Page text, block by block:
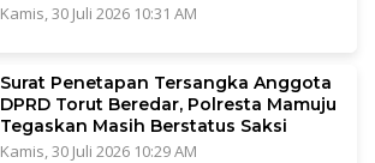
Kamis, 30 Juli 2026 10:31 AM
Surat Penetapan Tersangka Anggota
DPRD Torut Beredar, Polresta Mamuju
Tegaskan Masih Berstatus Saksi
Kamis, 30 Juli 2026 10:29 AM